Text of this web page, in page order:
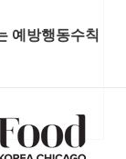
예방행동수칙